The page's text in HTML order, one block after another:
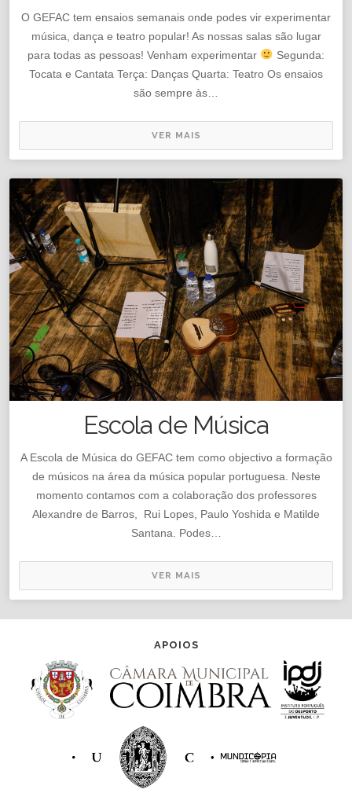
O GEFAC tem ensaios semanais onde podes vir experimentar
música, dança e teatro popular! As nossas salas são lugar
para todas as pessoas! Venham experimentar
Segunda:
Tocata e Cantata Terça: Danças Quarta: Teatro Os ensaios
são sempre às…
VER MAIS
Escola de Música
A Escola de Música do GEFAC tem como objectivo a formação
de músicos na área da música popular portuguesa. Neste
momento contamos com a colaboração dos professores
Alexandre de Barros, Rui Lopes, Paulo Yoshida e Matilde
Santana. Podes…
VER MAIS
APOIOS